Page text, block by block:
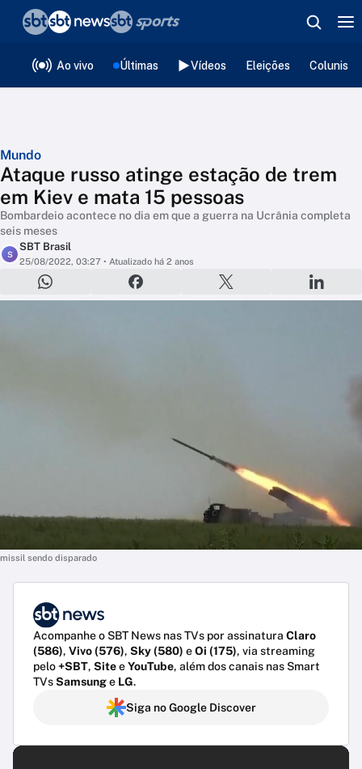
Ao vivo Últimas Vídeos Eleições
Mundo
Ataque russo atinge estação de trem
em Kiev e mata 15 pessoas
Bombardeio acontece no dia em que a guerra na Ucrânia completa
seis meses
S
SBT Brasil
25/08/2022, 03:27 • Atualizado há 2 anos
missil sendo disparado
Acompanhe o SBT News nas TVs por assinatura Claro
(586), Vivo (576), Sky (580) eOi (175), via streaming
pelo+SBT, SiteeYouTube, além dos canais nas Smart
TVsSamsunge LG.
Siga no Google Discover
❮voltar
Editorias